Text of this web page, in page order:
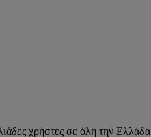
χρήστες σε όλη την Ελλάδα